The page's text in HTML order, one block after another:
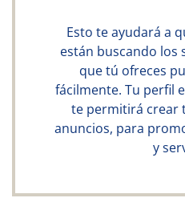
Esto te ayudará a
están buscando los
que tú ofreces
fácilmente. Tu perfil
te permitirá crear
anuncios, para
y